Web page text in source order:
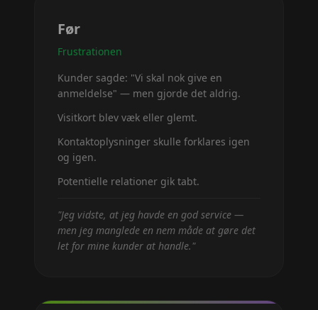
Før
Frustrationen
Kunder sagde: "Vi skal nok give en
anmeldelse" — men gjorde det aldrig.
Visitkort blev væk eller glemt.
Kontaktoplysninger skulle forklares igen
og igen.
Potentielle relationer gik tabt.
"Jeg vidste, at jeg havde en god service —
men jeg manglede en nem måde at gøre det
let for mine kunder at handle."